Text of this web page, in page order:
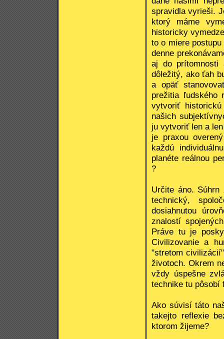
spravidla vyrieši.
ktorý máme
historicky
to o miere
denne
aj do prítomnosti
dôležitý, ako ťah
a opäť
prežitia
vytvoriť
našich
ju vytvoriť len a
je praxou
každú
planéte reálnou
?
Určite áno.
technický,
dosiahnutou
znalostí
Práve tu je
Civilizovanie a
"stretom
životoch. Okrem
vždy úspešne
technike tu pôsobí
Ako súvisí táto
takejto reflexie
ktorom žijeme?